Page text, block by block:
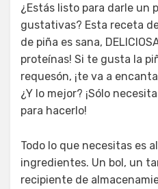
¿Estás listo para darle un
gustativas? Esta receta
de piña es sana,
proteínas! Si te gusta la
requesón, ¡te va a
¿Y lo mejor? ¡Sólo
para hacerlo!
Todo lo que necesitas es
ingredientes. Un bol, un
recipiente de